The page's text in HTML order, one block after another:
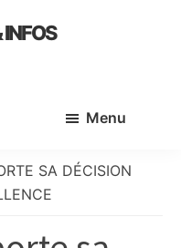
Menu
SA DÉCISION